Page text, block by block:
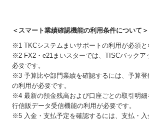
＜スマート業績確認機能の利用条件について＞
※1 TKCシステムまいサポートの利用が必須と
※2 FX2・e21まいスターでは、TISCバックア
必要です。
※3 予算比や部門業績を確認するには、予算
の利用が必要です。
※4 最新の預金残高および口座ごとの取引明
行信販データ受信機能の利用が必要です。
※5 入金・支払予定を確認するには、支払・